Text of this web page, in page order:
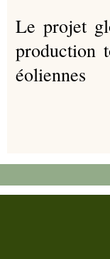
Le projet
production
éoliennes